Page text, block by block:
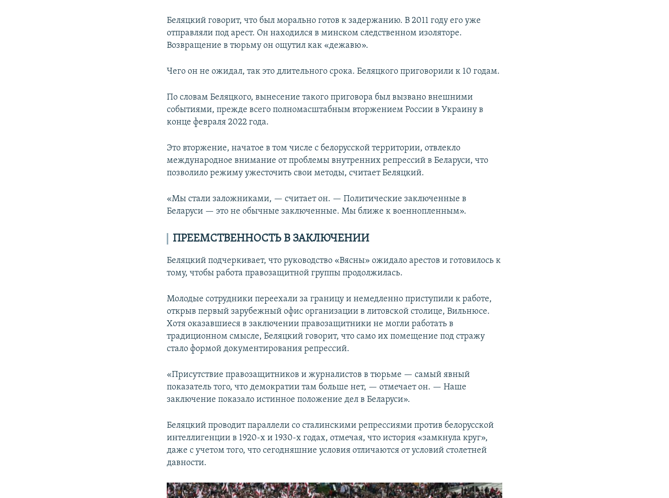
Беляцкий говорит, что был морально готов к задержанию. В 2011 году его уже
отправляли под арест. Он находился в минском следственном изоляторе.
Возвращение в тюрьму он ощутил как «дежавю».
Чего он не ожидал, так это длительного срока. Беляцкого приговорили к 10 годам.
По словам Беляцкого, вынесение такого приговора был вызвано внешними
событиями, прежде всего полномасштабным вторжением России в Украину в
конце февраля 2022 года.
Это вторжение, начатое в том числе с белорусской территории, отвлекло
международное внимание от проблемы внутренних репрессий в Беларуси, что
позволило режиму ужесточить свои методы, считает Беляцкий.
«Мы стали заложниками, — считает он. — Политические заключенные в
Беларуси — это не обычные заключенные. Мы ближе к военнопленным».
ПРЕЕМСТВЕННОСТЬ В ЗАКЛЮЧЕНИИ
Беляцкий подчеркивает, что руководство «Вясны» ожидало арестов и готовилось к
тому, чтобы работа правозащитной группы продолжилась.
Молодые сотрудники переехали за границу и немедленно приступили к работе,
открыв первый зарубежный офис организации в литовской столице, Вильнюсе.
Хотя оказавшиеся в заключении правозащитники не могли работать в
традиционном смысле, Беляцкий говорит, что само их помещение под стражу
стало формой документирования репрессий.
«Присутствие правозащитников и журналистов в тюрьме — самый явный
показатель того, что демократии там больше нет, — отмечает он. — Наше
заключение показало истинное положение дел в Беларуси».
Беляцкий проводит параллели со сталинскими репрессиями против белорусской
интеллигенции в 1920-х и 1930-х годах, отмечая, что история «замкнула круг»,
даже с учетом того, что сегодняшние условия отличаются от условий столетней
давности.